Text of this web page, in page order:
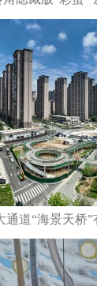
通道“海景天桥”